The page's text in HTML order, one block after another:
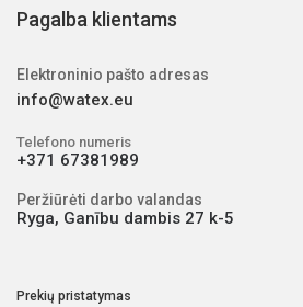
Pagalba klientams
Elektroninio pašto adresas
info@watex.eu
Telefono numeris
+371 67381989
Peržiūrėti darbo valandas
Ryga, Ganību dambis 27 k-5
Prekių pristatymas